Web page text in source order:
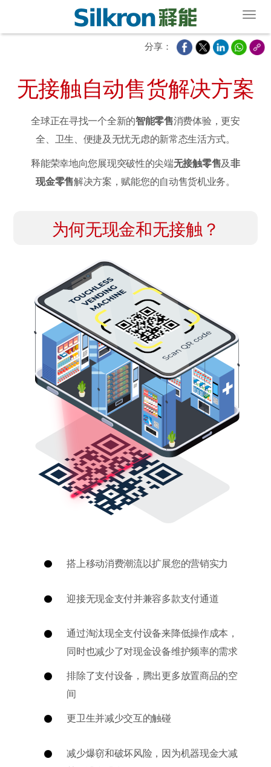
分享：
无接触自动售货解决方案
全球正在寻找一个全新的智能零售消费体验，更安
全、卫生、便捷及无忧无虑的新常态生活方式。
释能荣幸地向您展现突破性的尖端无接触零售及非
现金零售解决方案，赋能您的自动售货机业务。
为何无现金和无接触？
搭上移动消费潮流以扩展您的营销实力
迎接无现金支付并兼容多款支付通道
通过淘汰现全支付设备来降低操作成本，
同时也减少了对现金设备维护频率的需求
排除了支付设备，腾出更多放置商品的空
间
更卫生并减少交互的触碰
减少爆窃和破坏风险，因为机器现金大减